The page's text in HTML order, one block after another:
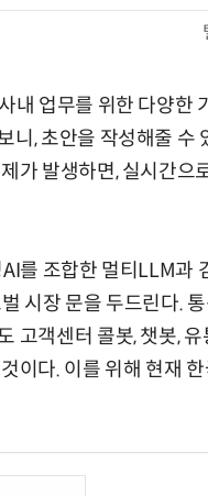
내 업무를 위한 다양한
니, 초안을 작성해줄 수
가 발생하면, 실시간
를 조합한 멀티LLM과
시장 문을 두드린다.
고객센터 콜봇, 챗봇,
이다. 이를 위해 현재